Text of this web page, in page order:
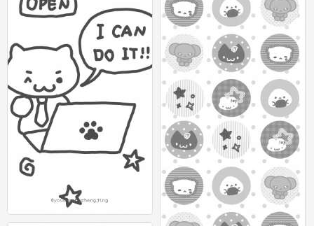
灰色系可爱壁纸 图源：有顶不正经 #插